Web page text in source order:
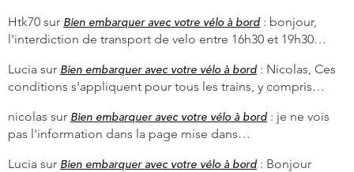
Htk70 sur Bien embarquer avec votre vélo à bord : bonjour,
l'interdiction de transport de velo entre 16h30 et 19h30…
Lucia sur Bien embarquer avec votre vélo à bord : Nicolas, Ces
conditions s'appliquent pour tous les trains, y compris…
nicolas sur Bien embarquer avec votre vélo à bord : je ne vois
pas l'information dans la page mise dans…
Lucia sur Bien embarquer avec votre vélo à bord : Bonjour